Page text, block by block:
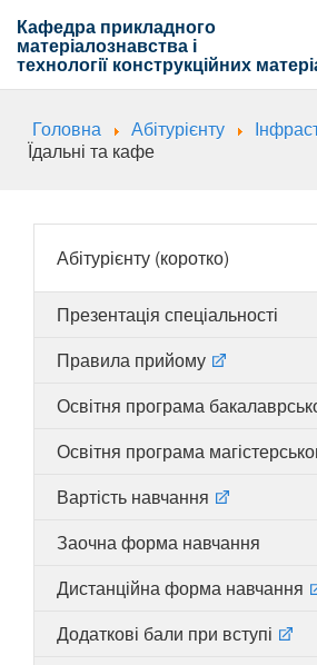
Кафедра прикладного
матеріалознавства і
технології конструкційних
Кафедра
Абітурієнту
Навчальна
Напрямки
UA
Головна Абітурієнту
Їдальні та кафе
Абітурієнту (коротко)
Презентація спеціальності
Правила прийому
Освітня програма
Освітня програма
Вартість навчання
Заочна форма навчання
Дистанційна форма навчання
Додаткові бали при вступі